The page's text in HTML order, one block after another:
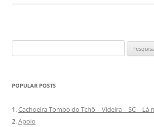
por:
POPULAR POSTS
1.Cachoeira Tombo do Tchô – Videira – SC – Lá
2.Apoio